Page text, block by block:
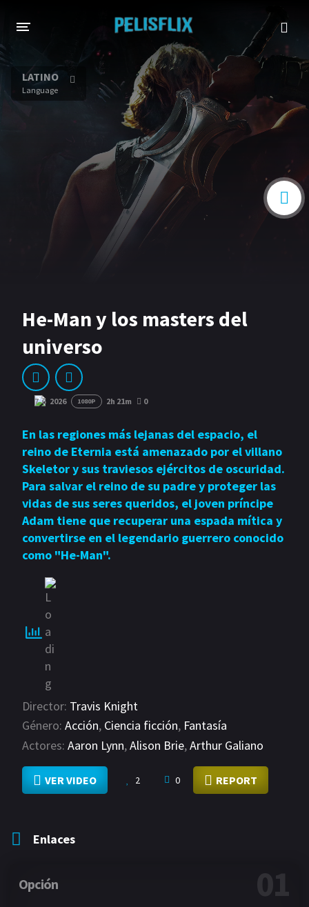
INICIO
TODAS LAS PELÍCULAS
AHORA EN TRANSMISIÓN
Netflix
Vivamax Vix+Original
Marvel
GÉNEROS
Acción
Comedia
Erotica
LATINO
Language
He-Man y los masters del
universo
7.6 2026 1080P 2h 21m 0
En las regiones más lejanas del espacio, el
reino de Eternia está amenazado por el villano
Skeletor y sus traviesos ejércitos de oscuridad.
Para salvar el reino de su padre y proteger las
vidas de sus seres queridos, el joven príncipe
Adam tiene que recuperar una espada mítica y
convertirse en el legendario guerrero conocido
como "He-Man".
Director: Travis Knight
Género: Acción, Ciencia ficción, Fantasía
Actores: Aaron Lynn, Alison Brie, Arthur Galiano
VER VIDEO 2 0 REPORT
Enlaces
Opción 01